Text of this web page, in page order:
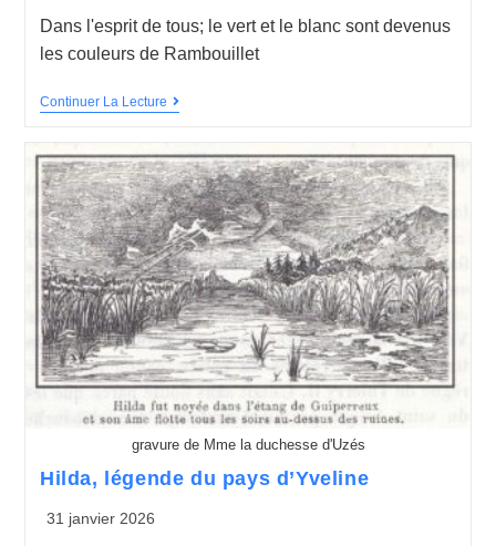
Dans l'esprit de tous; le vert et le blanc sont devenus
les couleurs de Rambouillet
Continuer La Lecture
gravure de Mme la duchesse d'Uzés
Hilda, légende du pays d’Yveline
31 janvier 2026